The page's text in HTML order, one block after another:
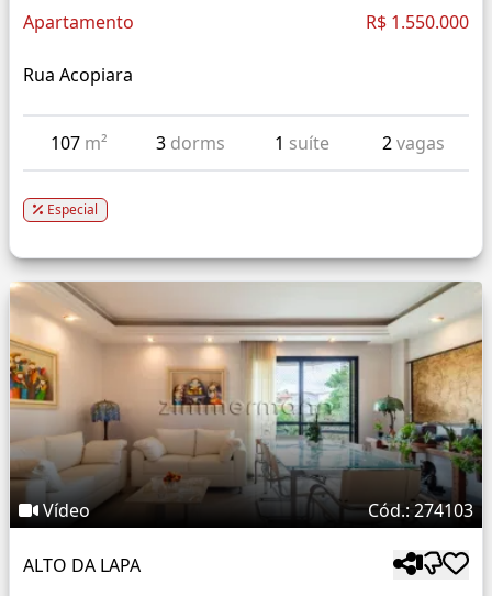
Apartamento R$ 1.550.000
Rua Acopiara
107 m² 3 dorms 1 suíte 2vagas
Especial
Vídeo Cód.: 274103
ALTO DA LAPA